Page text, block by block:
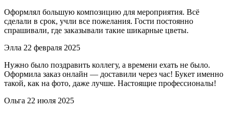
Оформлял большую композицию для мероприятия. Всё
сделали в срок, учли все пожелания. Гости постоянно
спрашивали, где заказывали такие шикарные цветы.
Элла 22 февраля 2025
Нужно было поздравить коллегу, а времени ехать не было.
Оформила заказ онлайн — доставили через час! Букет именно
такой, как на фото, даже лучше. Настоящие профессионалы!
Ольга 22 июля 2025